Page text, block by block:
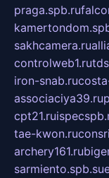
praga.spb.ru
sakhcamera.ru
controlweb1.ru
iron-snab.ru
associaciya39.ru
cpt21.ru
tae-kwon.ru
archery161.ru
sarmiento.spb.su